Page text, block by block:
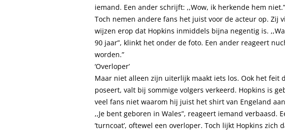
iemand. Een ander schrijft: ,,Wow, ik herkende hem niet.”
Toch nemen andere fans het juist voor de acteur op. Zij
wijzen erop dat Hopkins inmiddels bijna negentig is.
90 jaar”, klinkt het onder de foto. Een ander reageert
worden.”
‘Overloper’
Maar niet alleen zijn uiterlijk maakt iets los. Ook het feit
poseert, valt bij sommige volgers verkeerd. Hopkins is
veel fans niet waarom hij juist het shirt van Engeland
,,Je bent geboren in Wales”, reageert iemand verbaasd.
’turncoat’, oftewel een overloper. Toch lijkt Hopkins zich